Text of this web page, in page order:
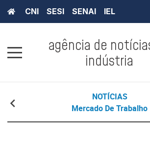
CNI SESI SENAI IEL
agência de
indústria
NOTÍCIAS
Mercado De Trabalho